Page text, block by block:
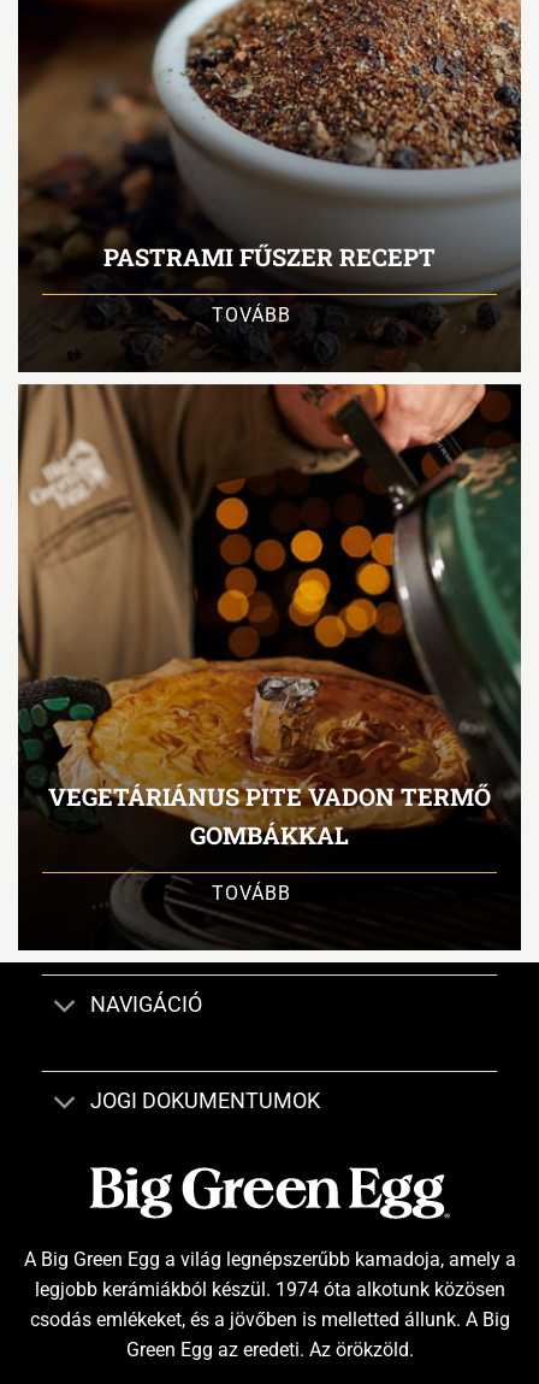
PASTRAMI FŰSZER RECEPT
TOVÁBB
VEGETÁRIÁNUS PITE VADON TERMŐ
GOMBÁKKAL
TOVÁBB
NAVIGÁCIÓ
JOGI DOKUMENTUMOK
A Big Green Egg a világ legnépszerűbb kamadoja, amely a
legjobb kerámiákból készül. 1974 óta alkotunk közösen
csodás emlékeket, és a jövőben is melletted állunk. A Big
Green Egg az eredeti. Az örökzöld.